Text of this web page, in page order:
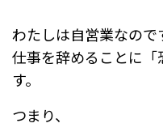
わたしは自営業なので
仕事を辞めることに
す。
つまり、